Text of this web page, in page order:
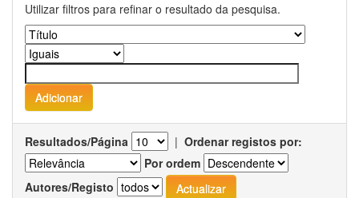
Utilizar filtros para refinar o resultado da pesquisa.
Resultados/Página | Ordenar registos por:
Por ordem
Autores/Registo